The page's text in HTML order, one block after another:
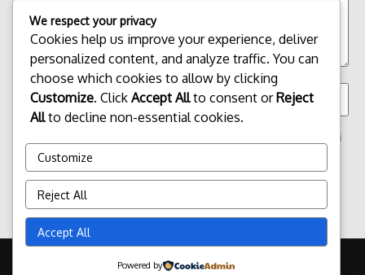
Simpan nama, email, dan situs web saya pada peramban ini
untuk komentar saya berikutnya.
Copyright © 2026 Update Terbaru Bali Portal News | Powered by
We respect your privacy
Cookies help us improve your experience, deliver
personalized content, and analyze traffic. You can
choose which cookies to allow by clicking
Customize. Click Accept Allto consent orReject
Allto decline non-essential cookies.
Customize
Reject All
Accept All
Powered by